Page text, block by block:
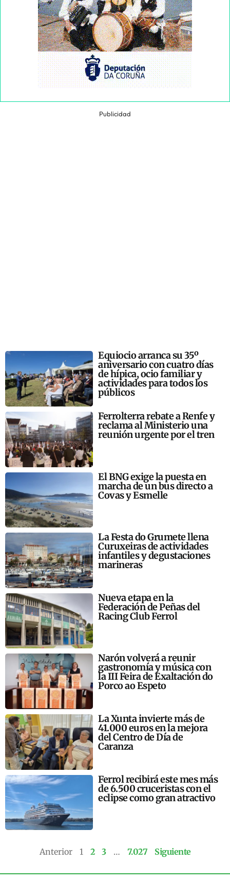
Publicidad
Equiocio arranca su 35º
aniversario con cuatro días
de hípica, ocio familiar y
actividades para todos los
públicos
Ferrolterra rebate a Renfe y
reclama al Ministerio una
reunión urgente por el tren
El BNG exige la puesta en
marcha de un bus directo a
Covas y Esmelle
La Festa do Grumete llena
Curuxeiras de actividades
infantiles y degustaciones
marineras
Nueva etapa en la
Federación de Peñas del
Racing Club Ferrol
Narón volverá a reunir
gastronomía y música con
la III Feira de Exaltación do
Porco ao Espeto
La Xunta invierte más de
41.000 euros en la mejora
del Centro de Día de
Caranza
Ferrol recibirá este mes más
de 6.500 cruceristas con el
eclipse como gran atractivo
Anterior 1 2 3 … 7.027 Siguiente